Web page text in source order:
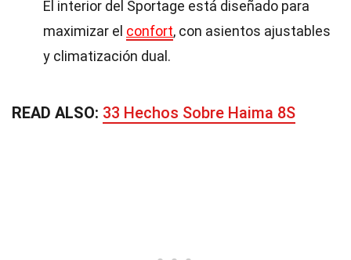
El interior del Sportage está diseñado para
maximizar el confort, con asientos ajustables
y climatización dual.
READ ALSO: 33 Hechos Sobre Haima 8S